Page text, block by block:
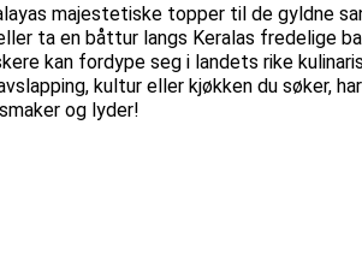
majestetiske topper til de gyldne
ta en båttur langs Keralas fredelige
kan fordype seg i landets rike
kultur eller kjøkken du søker,
og lyder!